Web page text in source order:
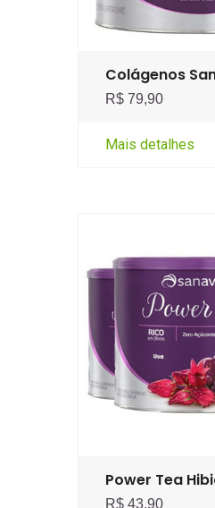
Colágenos
R$ 79,90
Mais detalhes
Power Tea
R$ 43,90